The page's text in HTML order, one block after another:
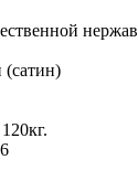
(сатин)